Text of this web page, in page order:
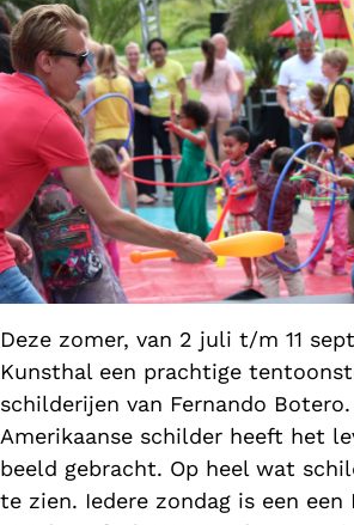
Deze zomer, van 2 juli t/m 11
Kunsthal een prachtige
schilderijen van Fernando
Amerikaanse schilder heeft het
beeld gebracht. Op heel wat
te zien. Iedere zondag is een een